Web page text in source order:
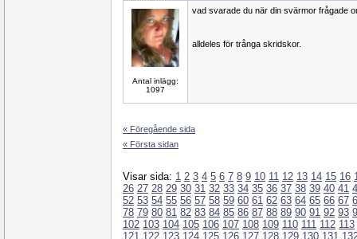
Antal inlägg:
1097
vad svarade du när din svärmor frågade
alldeles för trånga skridskor.
« Föregående sida
« Första sidan
Visar sida: 1 2 3 4 5 6 7 8 9 10 11 12 13 14 15 16
26 27 28 29 30 31 32 33 34 35 36 37 38 39 40 41
52 53 54 55 56 57 58 59 60 61 62 63 64 65 66 67
78 79 80 81 82 83 84 85 86 87 88 89 90 91 92 93
102 103 104 105 106 107 108 109 110 111 112 113
121 122 123 124 125 126 127 128 129 130 131